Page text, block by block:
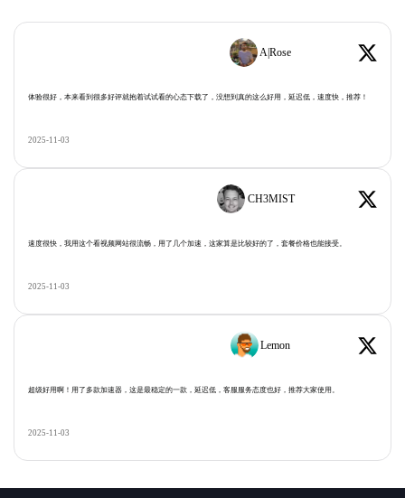
A|Rose
体验很好，本来看到很多好评就抱着试试看的心态下载了，没想到真的这么好用，延迟低，速度快，推荐！
2025-11-03
CH3MIST
速度很快，我用这个看视频网站很流畅，用了几个加速，这家算是比较好的了，套餐价格也能接受。
2025-11-03
Lemon
超级好用啊！用了多款加速器，这是最稳定的一款，延迟低，客服服务态度也好，推荐大家使用。
2025-11-03